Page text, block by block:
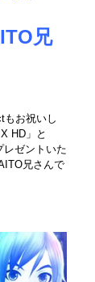
兄
もお祝いし
HD」と
レゼントいた
兄さんで